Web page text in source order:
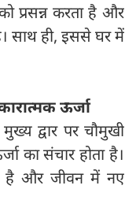
प्रसन्न करता है और
साथ ही, इससे घर में
ऊर्जा
द्वार पर चौमुखी
का संचार होता है।
है और जीवन में नए